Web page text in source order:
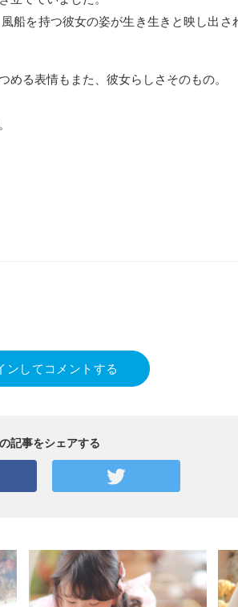
船を持つ彼女の姿が生き生きと映し出
る表情もまた、彼女らしさそのもの。
ンしてコメントする
記事をシェアする